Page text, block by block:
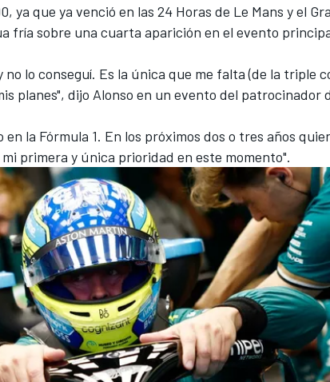
ya que ya venció en las 24 Horas de Le Mans y el
fría sobre una cuarta aparición en el evento
lo conseguí. Es la única que me falta (de la triple
planes", dijo Alonso en un evento del patrocinador
la Fórmula 1. En los próximos dos o tres años
primera y única prioridad en este momento".